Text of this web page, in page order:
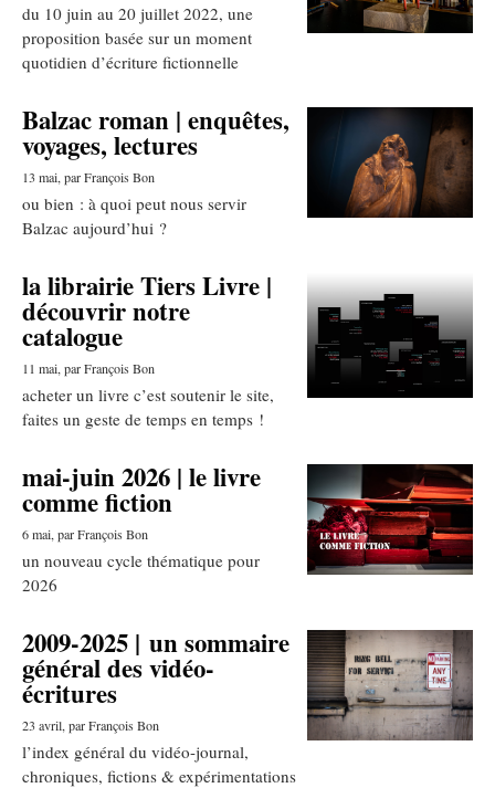
du 10 juin au 20 juillet 2022, une
proposition basée sur un moment
quotidien d’écriture fictionnelle
Balzac roman | enquêtes,
voyages, lectures
13 mai, par François Bon
ou bien : à quoi peut nous servir
Balzac aujourd’hui ?
la librairie Tiers Livre |
découvrir notre
catalogue
11 mai, par François Bon
acheter un livre c’est soutenir le site,
faites un geste de temps en temps !
mai-juin 2026 | le livre
comme fiction
6 mai, par François Bon
un nouveau cycle thématique pour
2026
2009-2025 | un sommaire
général des vidéo-
écritures
23 avril, par François Bon
l’index général du vidéo-journal,
chroniques, fictions & expérimentations